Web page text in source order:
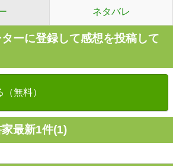
ネタバレ
ーに登録して感想を投稿して
無料）
最新1件(1)